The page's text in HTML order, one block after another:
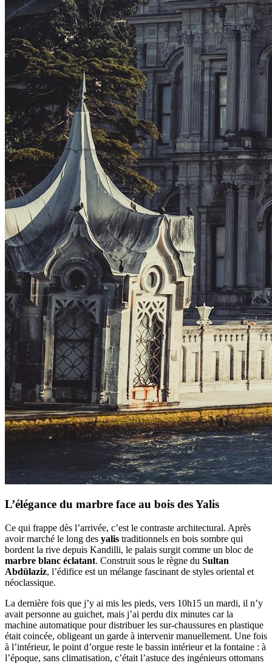
L’élégance du marbre face au bois des Yalis
Ce qui frappe dès l’arrivée, c’est le contraste architectural. Après
avoir marché le long des yalis traditionnels en bois sombre qui
bordent la rive depuis Kandilli, le palais surgit comme un bloc de
marbre blanc éclatant. Construit sous le règne du Sultan
Abdülaziz, l’édifice est un mélange fascinant de styles oriental et
néoclassique.
La dernière fois que j’y ai mis les pieds, vers 10h15 un mardi, il n’y
avait personne au guichet, mais j’ai perdu dix minutes car la
machine automatique pour distribuer les sur-chaussures en plastique
était coincée, obligeant un garde à intervenir manuellement. Une fois
à l’intérieur, le point d’orgue reste le bassin intérieur et la fontaine : à
l’époque, sans climatisation, c’était l’astuce des ingénieurs ottomans